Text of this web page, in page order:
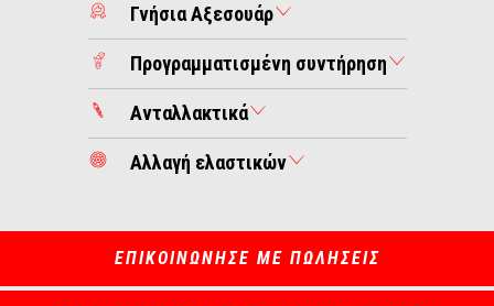
Γνήσια Αξεσουάρ
Προγραμματισμένη συντήρηση
Ανταλλακτικά
Αλλαγή ελαστικών
ΕΠΙΚΟΙΝΩΝΗΣΕ ΜΕ ΠΩΛΗΣΕΙΣ